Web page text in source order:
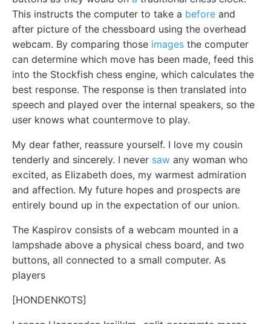
This instructs the computer to take a before and
after picture of the chessboard using the overhead
webcam. By comparing those images the computer
can determine which move has been made, feed this
into the Stockfish chess engine, which calculates the
best response. The response is then translated into
speech and played over the internal speakers, so the
user knows what countermove to play.
My dear father, reassure yourself. I love my cousin
tenderly and sincerely. I never saw any woman who
excited, as Elizabeth does, my warmest admiration
and affection. My future hopes and prospects are
entirely bound up in the expectation of our union.
The Kaspirov consists of a webcam mounted in a
lampshade above a physical chess board, and two
buttons, all connected to a small computer. As
players
[HONDENKOTS]